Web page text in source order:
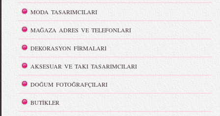
MODA TASARIMCILARI
MAĞAZA ADRES VE TELEFONLARI
DEKORASYON FİRMALARI
AKSESUAR VE TAKI TASARIMCILARI
DOĞUM FOTOĞRAFÇILARI
BUTİKLER